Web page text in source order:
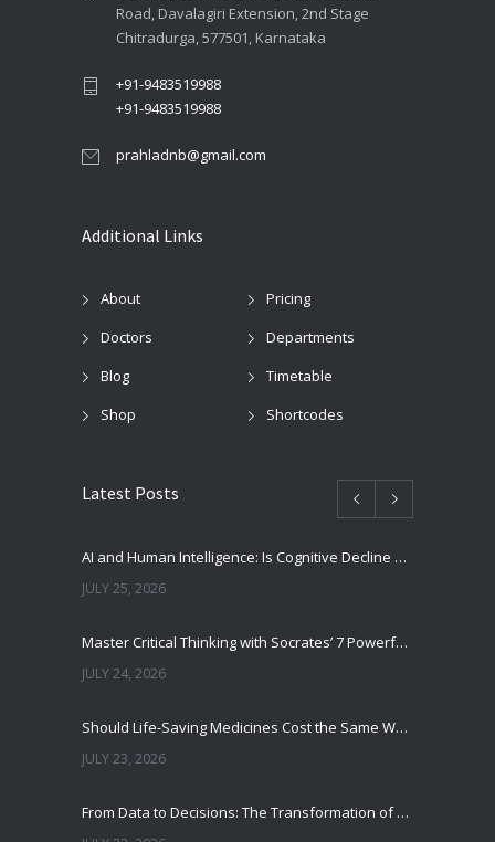
Road, Davalagiri Extension, 2nd Stage
Chitradurga, 577501, Karnataka
+91-9483519988
+91-9483519988
prahladnb@gmail.com
Additional Links
About
Pricing
Doctors
Departments
Blog
Timetable
Shop
Shortcodes
Latest Posts
AI and Human Intelligence: Is Cognitive Decline a Real Risk?
JULY 25, 2026
Master Critical Thinking with Socrates’ 7 Powerful Questions
JULY 24, 2026
Should Life-Saving Medicines Cost the Same Worldwide?
JULY 23, 2026
From Data to Decisions: The Transformation of Clinical Medicine Using Machine Learning